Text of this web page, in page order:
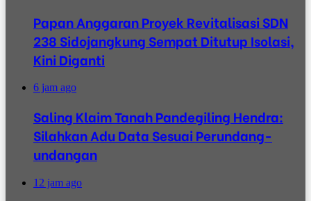
Papan Anggaran Proyek Revitalisasi SDN
238 Sidojangkung Sempat Ditutup Isolasi,
Kini Diganti
6 jam ago
Saling Klaim Tanah Pandegiling Hendra:
Silahkan Adu Data Sesuai Perundang-
undangan
12 jam ago